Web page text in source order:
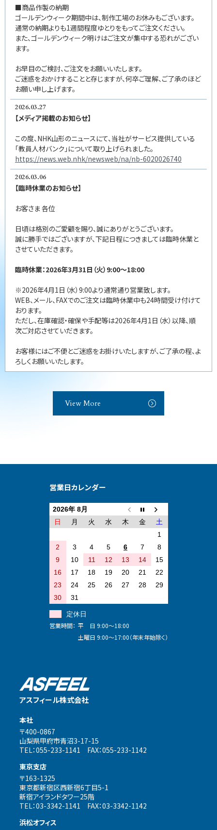
■商品作製の納期
ゴールデンウィーク期間中は、制作工場のお休みもございます。
通常の納期よりも1週間程度ゆとりをもってご注文ください。
また、ゴールデンウィーク明けはご注文が集中する恐れがござい
ます。
お早目のご検討、ご注文をお願いいたします。
ご迷惑をおかけすることと存じますが、何卒ご理解、ご了承のほど
お願い申し上げます。
2026.03.27
【メディア掲載のお知らせ】
この度、NHK山形のニュースにて、当社がサービス提供している
「教員人材バンク」について取り上げられました。
https://news.web.nhk/newsweb/na/nb-6020026740
2026.03.06
【臨時休業のお知らせ】
お客さま 各位
日頃は格別のご愛顧を賜り、誠にありがとうございます。
誠に勝手ではございますが、下記日程につきましては臨時休業と
させていただきます。
臨時休業：2026年3月31日（火）9:00～18:00
※2026年4月1日（水）9:00より通常通り営業致します。
WEB、メール、FAXでのご注文は臨時休業中も24時間受け付けて
おります。
ただし、在庫確認・確保や手配等は2026年4月1日（水）以降、順
次ご対応させていだきます。
お客様にはご不便とご迷惑をお掛けいたしますが、ご了承の程、よ
ろしくお願いいたします。
View More
アスフィール株式会社
本社
〒400-0867
山梨県甲府市青沼3-17-15
TEL：055-233-1141 FAX：055-233-1142
東京支店
〒163-1325
東京都新宿区西新宿6丁目5-1
新宿アイランドタワー25階
TEL：03-3342-1141 FAX：03-3342-1142
浜松オフィス
営業日カレンダー
2026年 8月
日
月 火 水 木 金
土
1
2
3 4 5 6 7
8
9
10 11 12 13 14
15
16
17 18 19 20 21
22
23
24 25 26 27 28
29
30
31
定休日
営業時間： 平 日 9:00～18:00
土曜日 9:00～17:00（年末年始除く）